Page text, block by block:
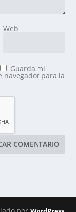
Web
Guarda mi
navegador para la